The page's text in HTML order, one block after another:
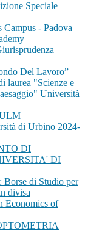
Speciale
- Padova
Del Lavoro”
laurea "Scienze e
Università
di Urbino 2024-
DI
DI
Borse di Studio per
divisa
Economics of